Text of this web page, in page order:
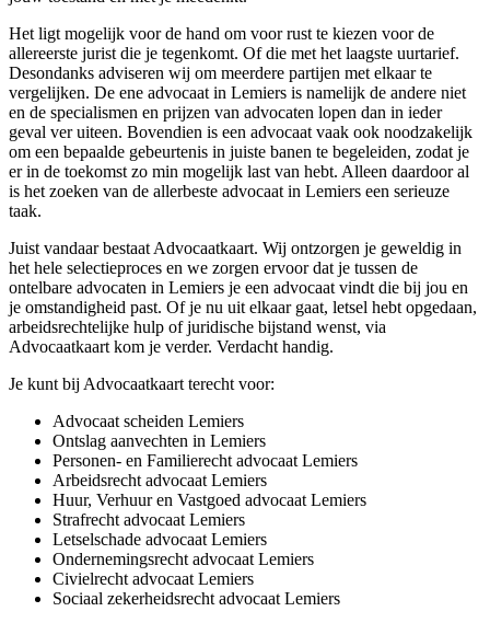
Het ligt mogelijk voor de hand om voor rust te kiezen voor de
allereerste jurist die je tegenkomt. Of die met het laagste uurtarief.
Desondanks adviseren wij om meerdere partijen met elkaar te
vergelijken. De ene advocaat in Lemiers is namelijk de andere niet
en de specialismen en prijzen van advocaten lopen dan in ieder
geval ver uiteen. Bovendien is een advocaat vaak ook noodzakelijk
om een bepaalde gebeurtenis in juiste banen te begeleiden, zodat je
er in de toekomst zo min mogelijk last van hebt. Alleen daardoor al
is het zoeken van de allerbeste advocaat in Lemiers een serieuze
taak.
Juist vandaar bestaat Advocaatkaart. Wij ontzorgen je geweldig in
het hele selectieproces en we zorgen ervoor dat je tussen de
ontelbare advocaten in Lemiers je een advocaat vindt die bij jou en
je omstandigheid past. Of je nu uit elkaar gaat, letsel hebt opgedaan,
arbeidsrechtelijke hulp of juridische bijstand wenst, via
Advocaatkaart kom je verder. Verdacht handig.
Je kunt bij Advocaatkaart terecht voor:
Advocaat scheiden Lemiers
Ontslag aanvechten in Lemiers
Personen- en Familierecht advocaat Lemiers
Arbeidsrecht advocaat Lemiers
Huur, Verhuur en Vastgoed advocaat Lemiers
Strafrecht advocaat Lemiers
Letselschade advocaat Lemiers
Ondernemingsrecht advocaat Lemiers
Civielrecht advocaat Lemiers
Sociaal zekerheidsrecht advocaat Lemiers